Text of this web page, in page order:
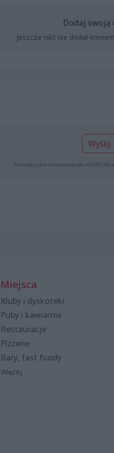
Dodaj swoją
Jeszcze nikt nie dodał
Wyślij
Formularz jest chroniony dzięki reCAPTCHA
Miejsca
Kluby i dyskoteki
Puby i kawiarnie
Restauracje
Pizzerie
Bary, fast foody
Więcej